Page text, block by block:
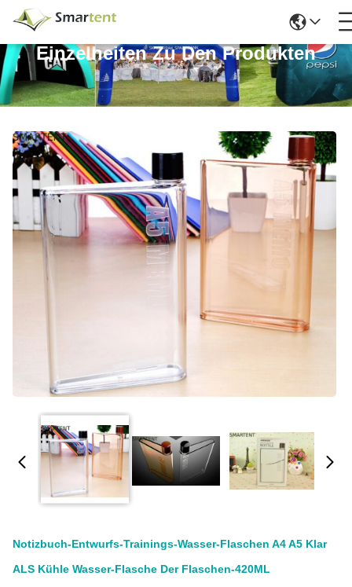
Einzelheiten Zu Den Produkten
Notizbuch-Entwurfs-Trainings-Wasser-Flaschen A4 A5 Klar
ALS Kühle Wasser-Flasche Der Flaschen-420ML